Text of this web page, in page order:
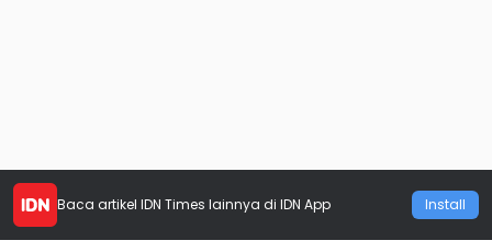
Baca artikel IDN Times lainnya di IDN App Install